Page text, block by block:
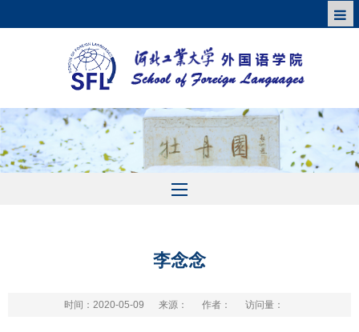
李念念
时间：2020-05-09 来源： 作者： 访问量：